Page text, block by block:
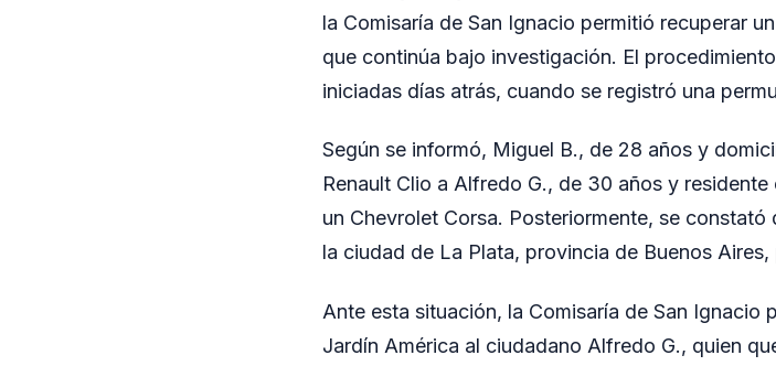
la Comisaría de San Ignacio permitió recuperar
que continúa bajo investigación. El
iniciadas días atrás, cuando se registró una
Según se informó, Miguel B., de 28 años y
Renault Clio a Alfredo G., de 30 años y
un Chevrolet Corsa. Posteriormente, se
la ciudad de La Plata, provincia de Buenos
Ante esta situación, la Comisaría de San
Jardín América al ciudadano Alfredo G., quien